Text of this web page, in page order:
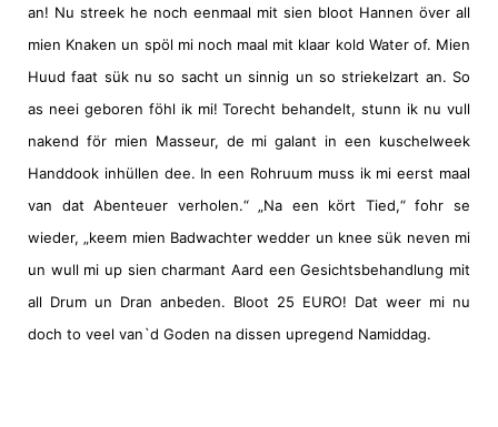
an! Nu streek he noch eenmaal mit sien bloot Hannen över all
mien Knaken un spöl mi noch maal mit klaar kold Water of. Mien
Huud faat sük nu so sacht un sinnig un so striekelzart an. So
as neei geboren föhl ik mi! Torecht behandelt, stunn ik nu vull
nakend för mien Masseur, de mi galant in een kuschelweek
Handdook inhüllen dee. In een Rohruum muss ik mi eerst maal
van dat Abenteuer verholen.“ „Na een kört Tied,“ fohr se
wieder, „keem mien Badwachter wedder un knee sük neven mi
un wull mi up sien charmant Aard een Gesichtsbehandlung mit
all Drum un Dran anbeden. Bloot 25 EURO! Dat weer mi nu
doch to veel van`d Goden na dissen upregend Namiddag.